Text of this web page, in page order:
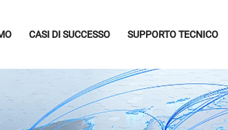
CASI DI SUCCESSO SUPPORTO TECNICO